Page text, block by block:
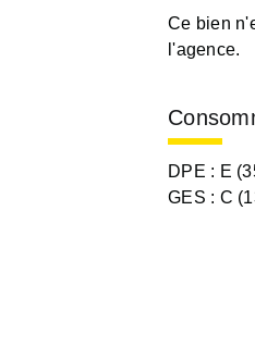
Ce bien
l'agence.
DPE : E
GES : C